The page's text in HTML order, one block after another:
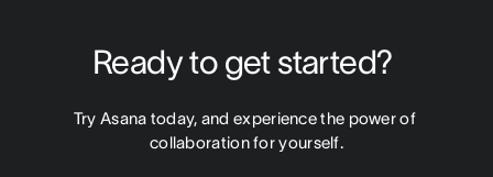
Ready to get started?
Try Asana today, and experience the power of
collaboration for yourself.